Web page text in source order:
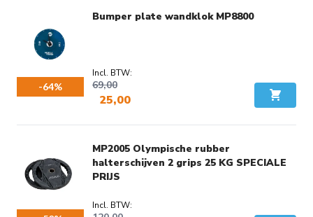
-64%
Bumper plate wandklok MP8800
25,00
69,00
In
MP2005 Olympische rubber
halterschijven 2 grips 25 KG SPECIALE
PRIJS